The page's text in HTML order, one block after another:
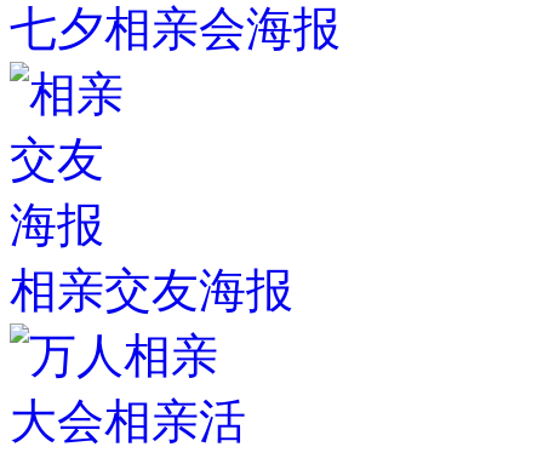
七夕相亲会海报
相亲交友海报